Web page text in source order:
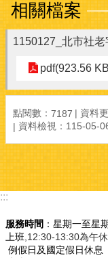
相關檔案
1150127_北市社
pdf(923.56
點閱數： 7187
資料
資料檢視：115-05-
:::
服務時間 ：星期一至星
上班 ,12:30-13:30為午
例假日及國定假日休息